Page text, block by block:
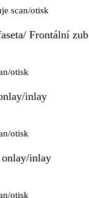
scan/otisk
Frontální zub
otisk
inlay
otisk
inlay
otisk